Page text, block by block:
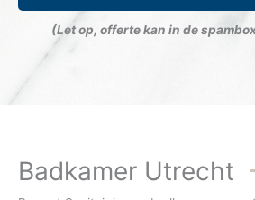
(Let op, offerte kan in de
Badkamer Utrecht